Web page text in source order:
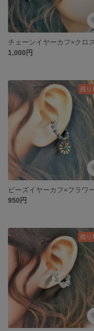
1,000円
残り
950円
残り